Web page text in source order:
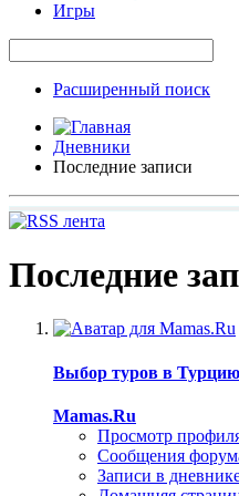
Игры
Расширенный поиск
Дневники
Последние записи
Последние
Выбор туров в
Mamas.Ru
Просмотр
Сообщения
Записи в